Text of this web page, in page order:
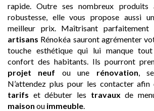
rapide. Outre ses nombreux
robustesse, elle vous propose aussi
meilleur prix. Maîtrisant parfaitement
artisans Rénokéa sauront agrémenter
touche esthétique qui lui manque
confort des habitants. Ils pourront
projet neuf ou une rénovation ,
N’attendez plus pour les contacter afin
tarifs et débuter les travaux de
maison ou immeuble